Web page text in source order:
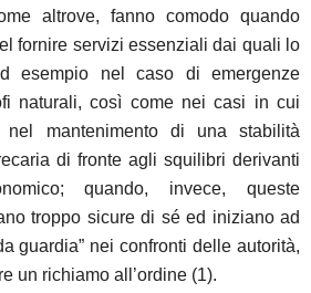
altrove, fanno comodo quando
fornire servizi essenziali dai quali lo
esempio nel caso di emergenze
naturali, così come nei casi in cui
mantenimento di una stabilità
di fronte agli squilibri derivanti
quando, invece, queste
troppo sicure di sé ed iniziano ad
guardia” nei confronti delle autorità,
un richiamo all’ordine (1).